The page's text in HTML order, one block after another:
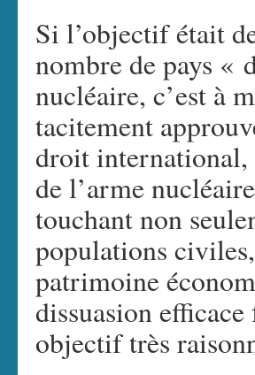
Si l’objectif était
nombre de pays «
nucléaire, c’est à
tacitement
droit international,
de l’arme
touchant non
populations
patrimoine
dissuasion
objectif très